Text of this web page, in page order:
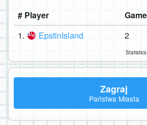
# Player
1.
EpstinIsland 2
Zagraj
Państwa Miasta